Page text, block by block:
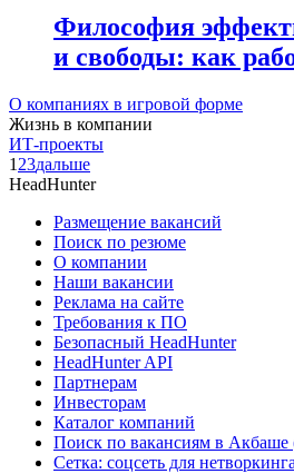
Философия
и свободы: как
О компаниях в игровой форме
Жизнь в компании
ИТ-проекты
1 23дальше
HeadHunter
Размещение вакансий
Поиск по резюме
О компании
Наши вакансии
Реклама на сайте
Требования к ПО
Безопасный HeadHunter
HeadHunter API
Партнерам
Инвесторам
Каталог компаний
Поиск по вакансиям в Акбаше
Сетка: соцсеть для нетворкинга